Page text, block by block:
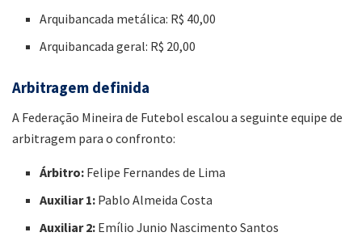
Arquibancada metálica: R$ 40,00
Arquibancada geral: R$ 20,00
Arbitragem definida
A Federação Mineira de Futebol escalou a seguinte equipe de
arbitragem para o confronto:
Árbitro: Felipe Fernandes de Lima
Auxiliar 1: Pablo Almeida Costa
Auxiliar 2: Emílio Junio Nascimento Santos